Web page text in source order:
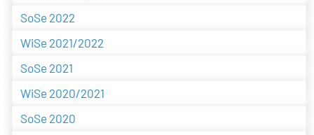
SoSe 2022
WiSe 2021/2022
SoSe 2021
WiSe 2020/2021
SoSe 2020